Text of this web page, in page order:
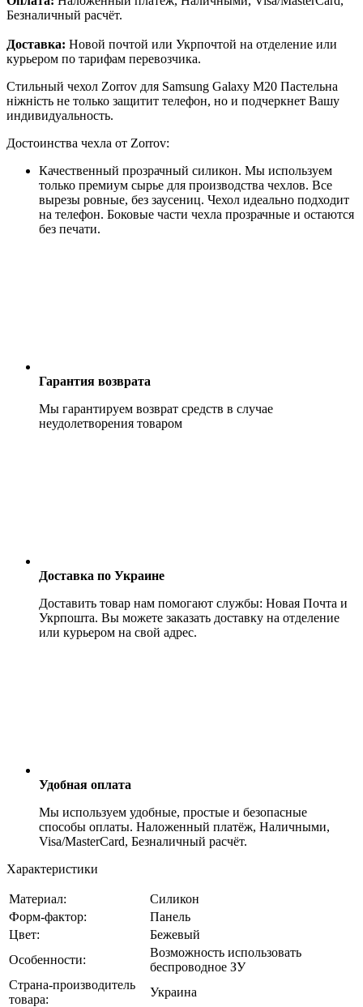
Безналичный расчёт.
Доставка: Новой почтой или Укрпочтой на отделение или
курьером по тарифам перевозчика.
Стильный чехол Zorrov для Samsung Galaxy M20 Пастельна
ніжність не только защитит телефон, но и подчеркнет Вашу
индивидуальность.
Достоинства чехла от Zorrov:
Качественный прозрачный силикон. Мы используем
только премиум сырье для производства чехлов. Все
вырезы ровные, без заусениц. Чехол идеально подходит
на телефон. Боковые части чехла прозрачные и остаются
без печати.
Гарантия возврата
Мы гарантируем возврат средств в случае
неудолетворения товаром
Доставка по Украине
Доставить товар нам помогают службы: Новая Почта и
Укрпошта. Вы можете заказать доставку на отделение
или курьером на свой адрес.
Удобная оплата
Мы используем удобные, простые и безопасные
способы оплаты. Наложенный платёж, Наличными,
Visa/MasterCard, Безналичный расчёт.
Характеристики
Материал:
Силикон
Форм-фактор:
Панель
Цвет:
Бежевый
Особенности:
Возможность использовать
беспроводное ЗУ
Страна-производитель
товара:
Украина